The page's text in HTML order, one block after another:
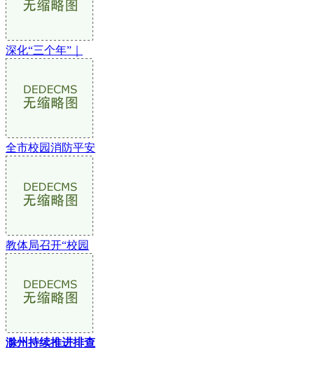
深化“三个年”｜
全市校园消防平安
教体局召开“校园
滁州持续推进排查